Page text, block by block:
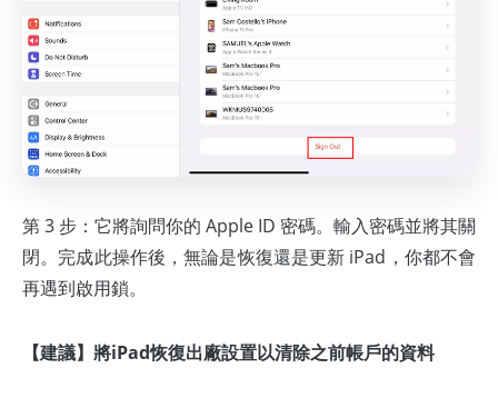
第 3 步：它將詢問你的 Apple ID 密碼。輸入密碼並將其關
閉。完成此操作後，無論是恢復還是更新 iPad，你都不會
再遇到啟用鎖。
【建議】將iPad恢復出廠設置以清除之前帳戶的資料